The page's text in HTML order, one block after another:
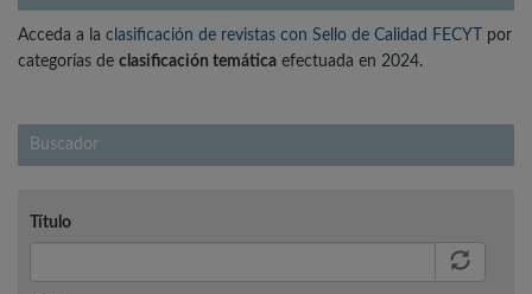
Acceda a la clasificación de revistas con Sello de Calidad FECYT
por
categorías de clasificación temática efectuada en 2024.
Buscador
Título